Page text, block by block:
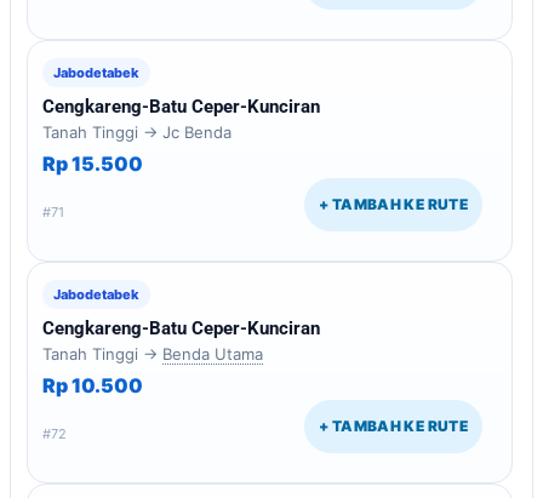
Jabodetabek
Cengkareng-Batu Ceper-Kunciran
Tanah Tinggi → Jc Benda
Rp 15.500
#71 + TAMBAH KE RUTE
Jabodetabek
Cengkareng-Batu Ceper-Kunciran
Tanah Tinggi → Benda Utama
Rp 10.500
#72 + TAMBAH KE RUTE